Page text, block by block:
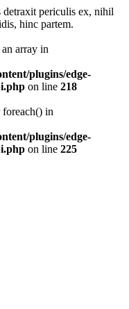
detraxit periculis ex, nihil
hinc partem.
array in
plugins/edge-
on line 218
in
plugins/edge-
on line 225